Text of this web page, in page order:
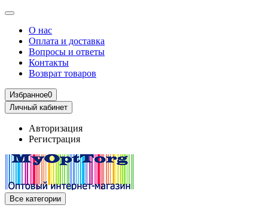
О нас
Оплата и доставка
Вопросы и ответы
Контакты
Возврат товаров
Избранное0
Личный кабинет
Авторизация
Регистрация
Все категории